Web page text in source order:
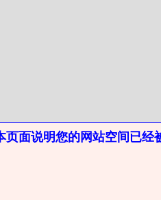
面说明您的网站空间已经